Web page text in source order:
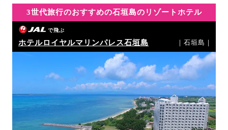
3世代旅行のおすすめの石垣島のリゾートホテル
で飛ぶ
ホテルロイヤルマリンパレス石垣島 ｜石垣島｜